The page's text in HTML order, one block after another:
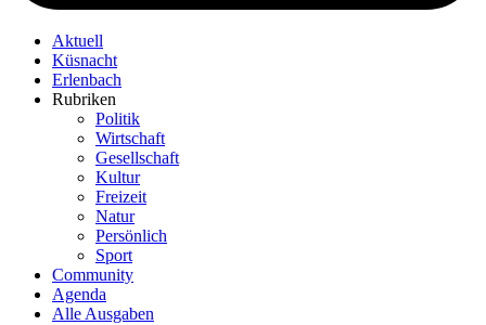
Aktuell
Küsnacht
Erlenbach
Rubriken
Politik
Wirtschaft
Gesellschaft
Kultur
Freizeit
Natur
Persönlich
Sport
Community
Agenda
Alle Ausgaben